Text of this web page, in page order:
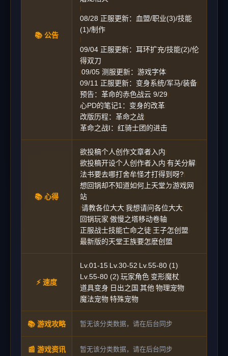
📚 公告
|
08/28 正服更新：血盟/职业(3)/技能
(1)/制作
|
09/04 正服更新：耳环扩充/技能(2)/伦
得双刀
|09/05 测服更新：游戏字体|
09/11 正服更新：变身系统/军马/装备|
预告：革命的赤色战云 9/29|
心PD的笔记1：变身的改革|
改版历程：革命之战|
革命之战I：红骑士团的进击
📚 心得
欲投稿个人创作文章者入内|
欲投稿开设个人创作者入内|有关分解|
法书要去哪打舍牟怪才打得到呀?|
想回锅却不知道如何上天堂ㄉ游戏网
站
|请教各位大大|我想请问各位大大|
回锅玩家|傲慢之塔移动卷轴|
正服战士技能亡命之徒|王子怎创盟|
最新版的天堂王族要怎麽创盟
⚡ 速度
Lv.01-15|Lv.30-52|Lv.55-80 (1)|
Lv.55-80 (2)|玩家角色|变形魔杖|
道具变身| 日出之国 |其他|物理宠物|
魔法宠物|特殊宠物
📚 游戏攻略 暂无该分类数据，请在后台同步
📰 游戏资讯 暂无该分类数据，请在后台同步